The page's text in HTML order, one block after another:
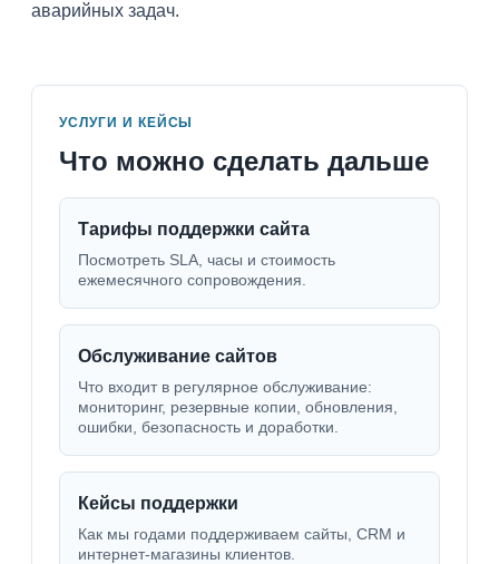
аварийных задач.
УСЛУГИ И КЕЙСЫ
Что можно сделать дальше
Тарифы поддержки сайта
Посмотреть SLA, часы и стоимость
ежемесячного сопровождения.
Обслуживание сайтов
Что входит в регулярное обслуживание:
мониторинг, резервные копии, обновления,
ошибки, безопасность и доработки.
Кейсы поддержки
Как мы годами поддерживаем сайты, CRM и
интернет-магазины клиентов.